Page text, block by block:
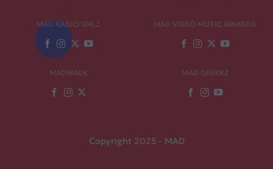
MAD RADIO 106,2 MAD VIDEO MUSIC AWARDS
MADWALK MAD GREEKZ
Copyright 2025 - MAD